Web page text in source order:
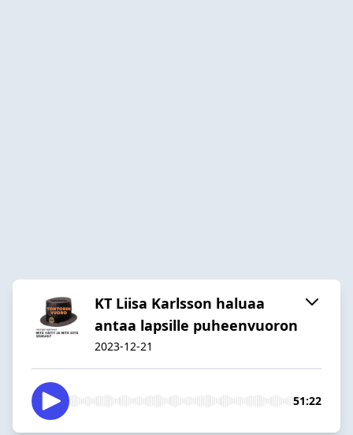
KT Liisa Karlsson haluaa
antaa lapsille puheenvuoron
2023-12-21
51:22